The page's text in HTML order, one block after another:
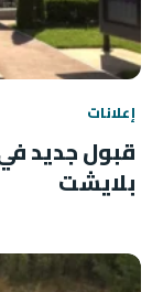
إعلانات
قبول جديد
بلايشت